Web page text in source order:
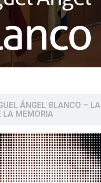
ÁNGEL BLANCO – LA
LA MEMORIA